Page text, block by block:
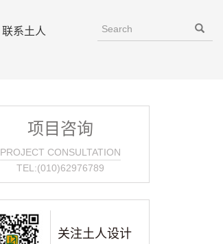
联系土人
项目咨询
PROJECT CONSULTATION
TEL:(010)62976789
关注土人设计